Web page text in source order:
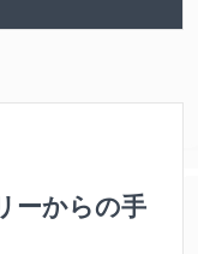
ーからの手